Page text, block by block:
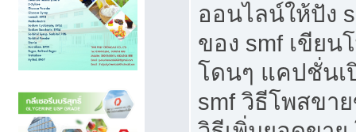
ออนไลน์ให้ปัง
ของ smf เขียน
โดนๆ แคปชั่นเ
smf วิธีโพสขา